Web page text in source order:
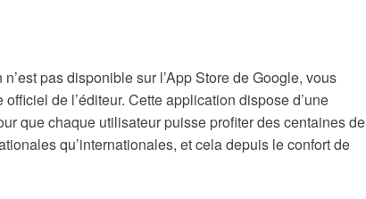
pas disponible sur l’App Store de Google, vous
de l’éditeur. Cette application dispose d’une
que chaque utilisateur puisse profiter des centaines de
qu’internationales, et cela depuis le confort de